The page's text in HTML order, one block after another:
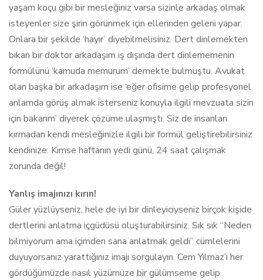
yaşam koçu gibi bir mesleğiniz varsa sizinle arkadaş olmak
isteyenler size şirin görünmek için ellerinden geleni yapar.
Onlara bir şekilde ‘hayır’ diyebilmelisiniz. Dert dinlemekten
bıkan bir doktor arkadaşım iş dışında dert dinlememenin
formülünü ‘kamuda memurum’ demekte bulmuştu. Avukat
olan başka bir arkadaşım ise ‘eğer ofisime gelip profesyonel
anlamda görüş almak isterseniz konuyla ilgili mevzuata sizin
için bakarım’ diyerek çözüme ulaşmıştı. Siz de insanları
kırmadan kendi mesleğinizle ilgili bir formül geliştirebilirsiniz
kendinize. Kimse haftanın yedi günü, 24 saat çalışmak
zorunda değil!
Yanlış imajınızı kırın!
Güler yüzlüyseniz, hele de iyi bir dinleyiciyseniz birçok kişide
dertlerini anlatma içgüdüsü oluşturabilirsiniz. Sık sık “Neden
bilmiyorum ama içimden sana anlatmak geldi” cümlelerini
duyuyorsanız yarattığınız imajı sorgulayın. Cem Yılmaz’ı her
gördüğümüzde nasıl yüzümüze bir gülümseme gelip